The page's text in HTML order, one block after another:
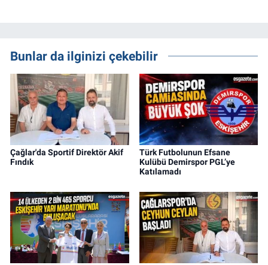
Bunlar da ilginizi çekebilir
Çağlar'da Sportif Direktör Akif
Fındık
Türk Futbolunun Efsane
Kulübü Demirspor PGL’ye
Katılamadı